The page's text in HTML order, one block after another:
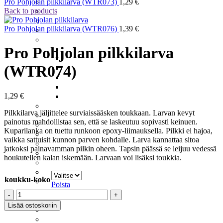
Moppiperhot
Pintaperhot
Putkiperhot
Ampiainen
Järvikatkat – Scuds
Koskikorento
Päiväkorento
Spuddlerit
Squirmyt
Streamerit Ja Zonkkerit
Sumariperhot
Tenon Suurlohiperhot
Tinselit
Uppoperhot
Wanhat Suomalaiset
Perukkeet
Pilkit
Harjuspilkit
Pro Pohjolan pilkkilarva (WTR073) 1,29 €
Back to products
Pro Pohjolan pilkkilarva (WTR076) 1,39 €
Pro Pohjolan pilkkilarva
(WTR074)
1,29 €
Pilkkilarva jäljittelee surviaissääsken toukkaan. Larvan kevyt
painotus mahdollistaa sen, että se laskeutuu sopivasti keinuen.
Kuparilanka on tuettu runkoon epoxy-liimauksella. Pilkki ei hajoa,
vaikka sattuisit kunnon parven kohdalle. Larva kannattaa sitoa
jatkoksi painavamman pilkin oheen. Tapsin päässä se leijuu vedessä
houkutellen kalan iskemään. Larvaan voi lisäksi toukkia.
koukku-koko
Poista
Pro
Pohjolan
pilkkilarva
(WTR074)
Lisää ostoskoriin